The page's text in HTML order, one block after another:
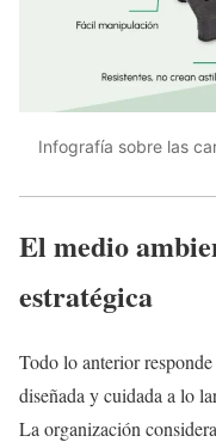
Infografía sobre las
El medio
estratégica
Todo lo anterior
diseñada y cuidada a lo
La organización